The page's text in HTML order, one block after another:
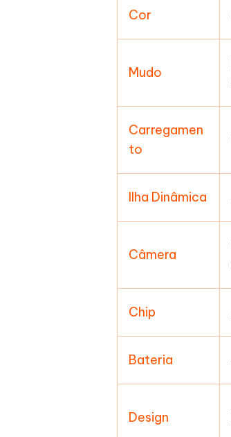
Cor
Mudo
Carregamen
to
Ilha Dinâmica
Câmera
Chip
Bateria
Design